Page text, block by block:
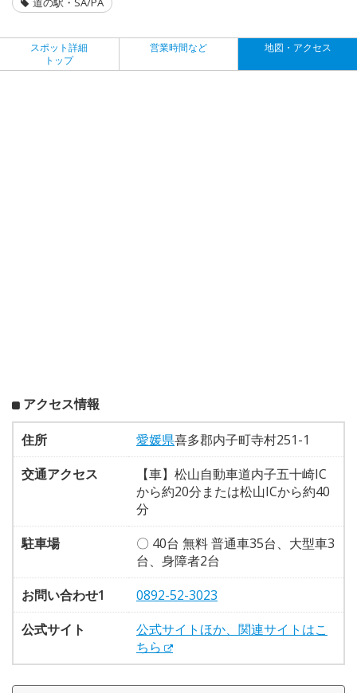
スポット詳細
トップ
営業時間など 地図・アクセス
アクセス情報
住所 愛媛県喜多郡内子町寺村251-1
交通アクセス
【車】松山自動車道内子五十崎IC
から約20分または松山ICから約40
分
駐車場
〇 40台 無料 普通車35台、大型車3
台、身障者2台
お問い合わせ1
0892-52-3023
公式サイト
公式サイトほか、関連サイトはこ
ちら